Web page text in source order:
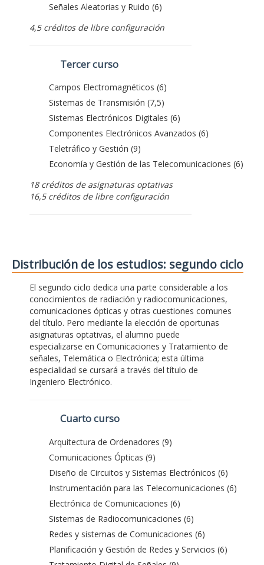
Señales Aleatorias y Ruido (6)
4,5 créditos de libre configuración
Tercer curso
Campos Electromagnéticos (6)
Sistemas de Transmisión (7,5)
Sistemas Electrónicos Digitales (6)
Componentes Electrónicos Avanzados (6)
Teletráfico y Gestión (9)
Economía y Gestión de las Telecomunicaciones (6)
18 créditos de asignaturas optativas
16,5 créditos de libre configuración
Distribución de los estudios: segundo ciclo
El segundo ciclo dedica una parte considerable a los
conocimientos de radiación y radiocomunicaciones,
comunicaciones ópticas y otras cuestiones comunes
del título. Pero mediante la elección de oportunas
asignaturas optativas, el alumno puede
especializarse en Comunicaciones y Tratamiento de
señales, Telemática o Electrónica; esta última
especialidad se cursará a través del título de
Ingeniero Electrónico.
Cuarto curso
Arquitectura de Ordenadores (9)
Comunicaciones Ópticas (9)
Diseño de Circuitos y Sistemas Electrónicos (6)
Instrumentación para las Telecomunicaciones (6)
Electrónica de Comunicaciones (6)
Sistemas de Radiocomunicaciones (6)
Redes y sistemas de Comunicaciones (6)
Planificación y Gestión de Redes y Servicios (6)